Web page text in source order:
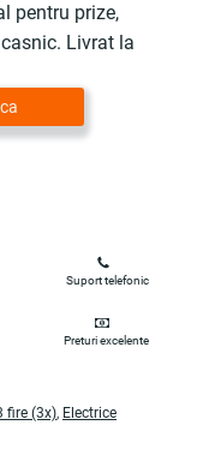
pentru prize,
Livrat la
Suport telefonic
Preturi excelente
fire (3x), Electrice